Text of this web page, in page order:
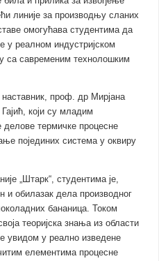
линије за производњу сланих
омогућава студентима да
у реалном индустријском
са савременим технолошким
проф. др Мирјана
који су младим
термичке процесне
појединих система у оквиру
„Штарк“, студентима је,
и обилазак дела производног
бананица. Током
теоријска знања из области
увидом у реално изведене
елементима процесне